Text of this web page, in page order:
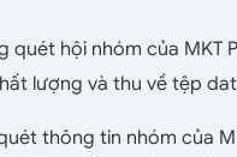
quét hội nhóm của MKT
lượng và thu về tệp
thông tin nhóm của